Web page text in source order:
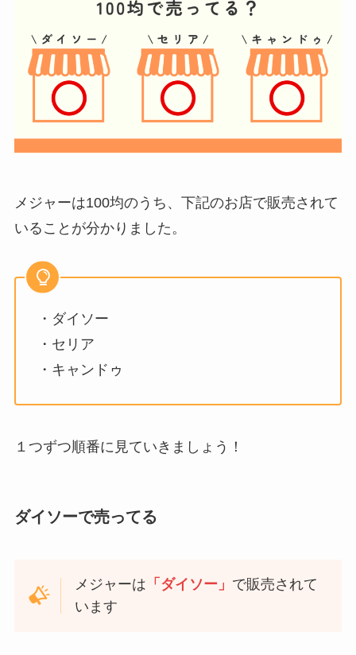
メジャーは100均のうち、下記のお店で販売されて
いることが分かりました。
・ダイソー
・セリア
・キャンドゥ
１つずつ順番に見ていきましょう！
ダイソーで売ってる
メジャーは 「ダイソー」 で販売されて
います